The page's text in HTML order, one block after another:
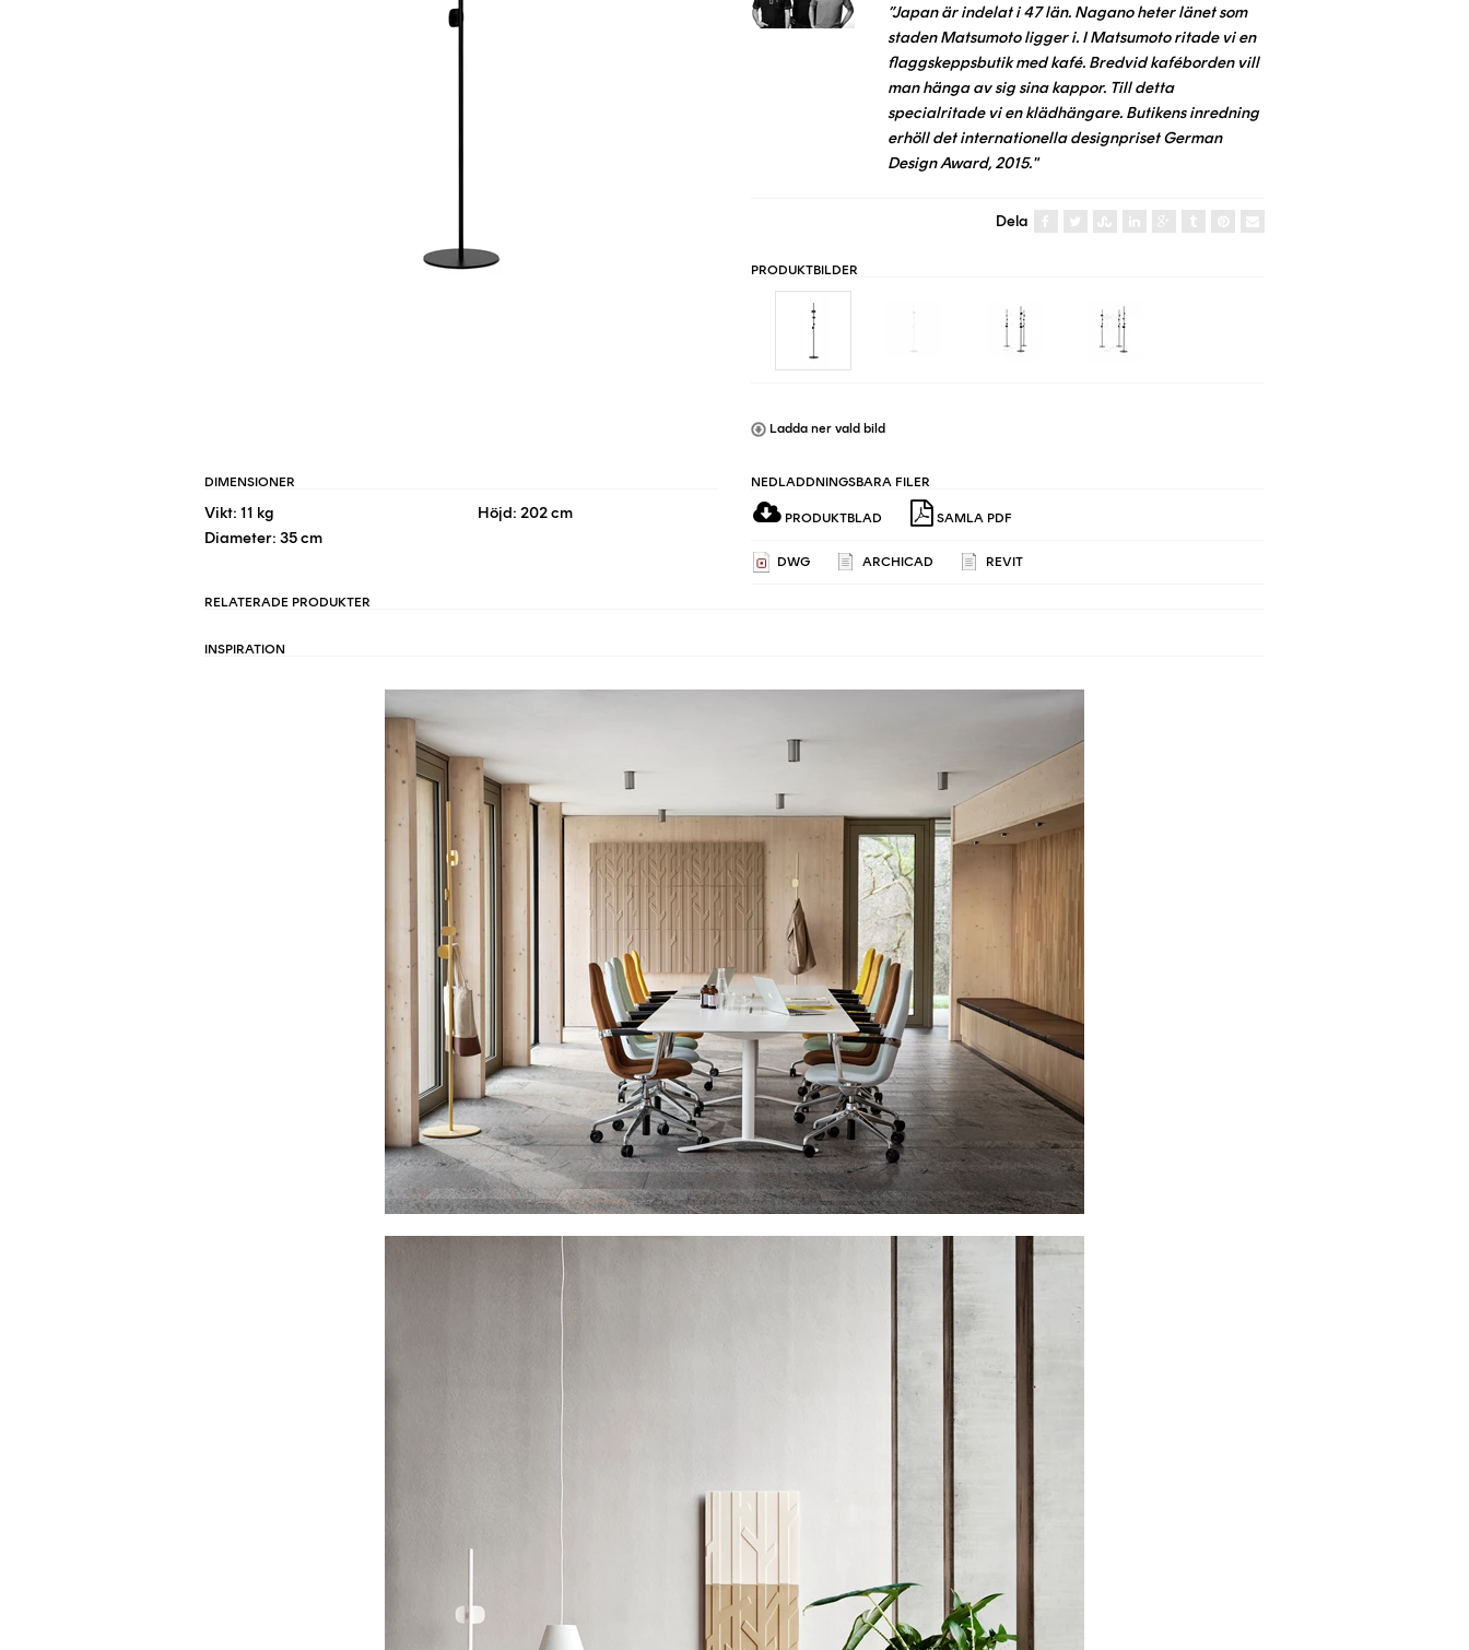
”Japan är indelat i 47 län. Nagano heter länet som
staden Matsumoto ligger i. I Matsumoto ritade vi en
flaggskeppsbutik med kafé. Bredvid kaféborden vill
man hänga av sig sina kappor. Till detta
specialritade vi en klädhängare. Butikens inredning
erhöll det internationella designpriset German
Design Award, 2015."
Dela
PRODUKTBILDER
Ladda ner vald bild
DIMENSIONER
Vikt: 11 kg
Diameter: 35 cm
Höjd: 202 cm
NEDLADDNINGSBARA FILER
PRODUKTBLAD SAMLA PDF
DWG ARCHICAD REVIT
RELATERADE PRODUKTER
INSPIRATION